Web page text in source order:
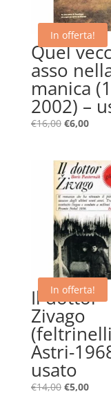
In offerta!
Quel
asso
manica
2002) –
€16,00 Il
era:
€16,00.
€6,00Il
è:
In offerta!
Il dottor
Zivago
Astri-
usato
€14,00 Il
€5,00Il